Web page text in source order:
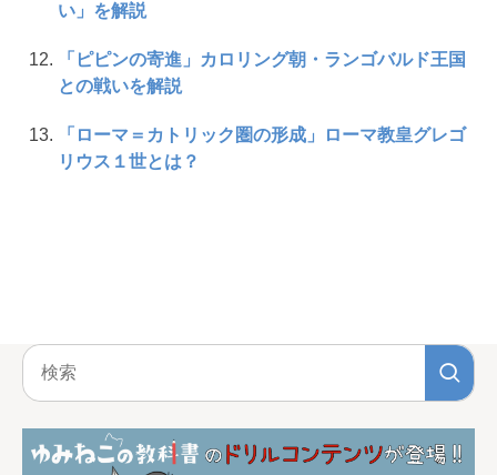
い」を解説
「ピピンの寄進」カロリング朝・ランゴバルド王国
との戦いを解説
「ローマ＝カトリック圏の形成」ローマ教皇グレゴ
リウス１世とは？